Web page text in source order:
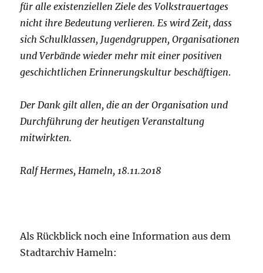
für alle existenziellen Ziele des Volkstrauertages
nicht ihre Bedeutung verlieren. Es wird Zeit, dass
sich Schulklassen, Jugendgruppen, Organisationen
und Verbände wieder mehr mit einer positiven
geschichtlichen Erinnerungskultur beschäftigen.
Der Dank gilt allen, die an der Organisation und
Durchführung der heutigen Veranstaltung
mitwirkten.
Ralf Hermes, Hameln, 18.11.2018
Als Rückblick noch eine Information aus dem
Stadtarchiv Hameln: